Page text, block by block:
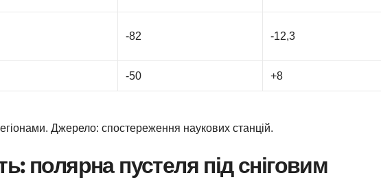
-82 -12,3
-50 +8
Джерело: спостереження наукових станцій.
полярна пустеля під сніговим